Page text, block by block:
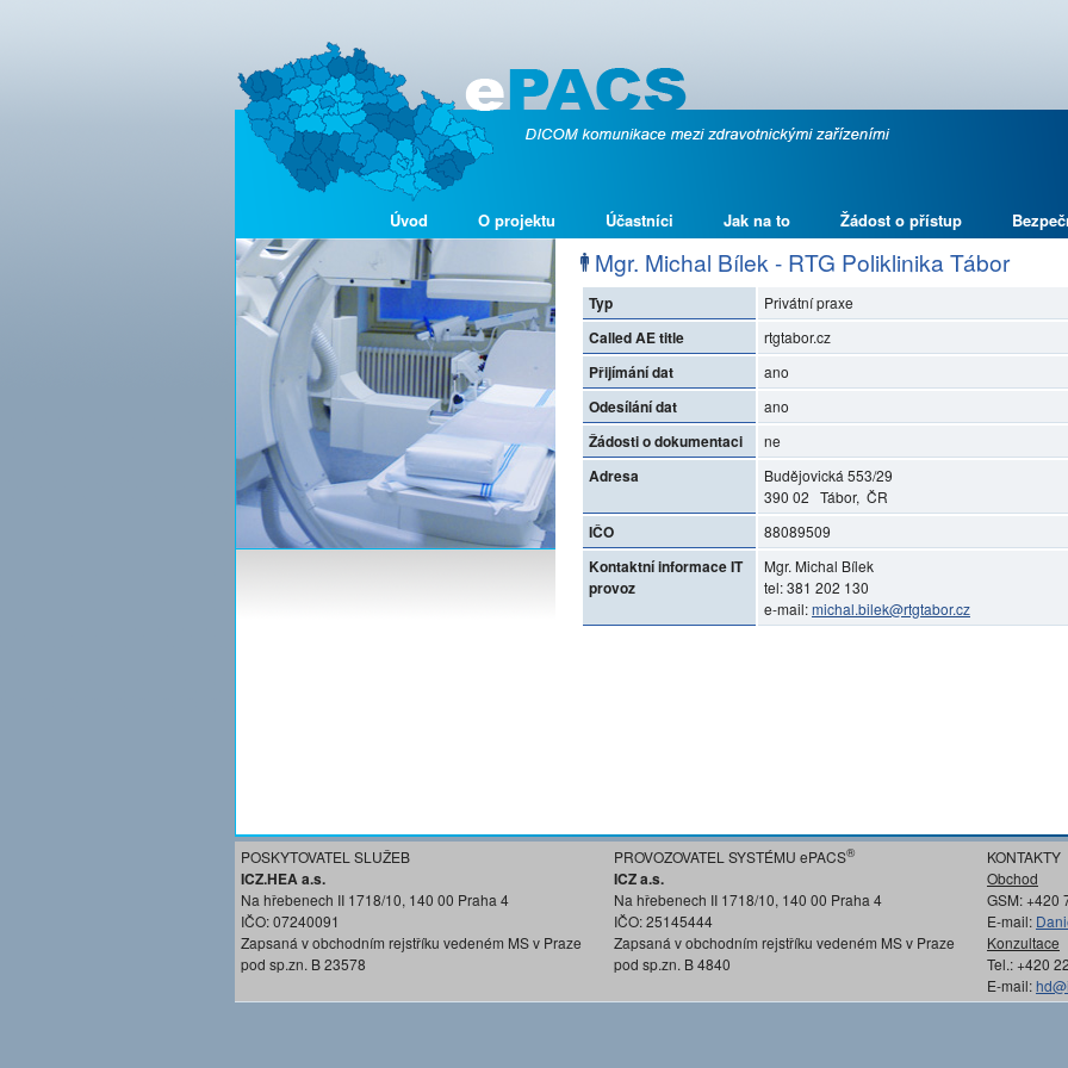
Úvod O projektu Účastníci Jak na to Žádost o přístup
Mgr. Michal Bílek - RTG Poliklinika Tábor
Typ Privátní praxe
Called AE title rtgtabor.cz
Přijímání dat ano
Odesílání dat ano
Žádosti o dokumentaci ne
Adresa
Budějovická 553/29
390 02 Tábor, ČR
IČO 88089509
Kontaktní informace IT
provoz
Mgr. Michal Bílek
tel: 381 202 130
e-mail:michal.bilek@rtgtabor.cz
POSKYTOVATEL SLUŽEB
ICZ.HEA a.s.
Na hřebenech II 1718/10, 140 00 Praha 4
IČO: 07240091
Zapsaná v obchodním rejstříku vedeném MS v Praze
pod sp.zn. B 23578
PROVOZOVATEL SYSTÉMU ePACS®
ICZ a.s.
Na hřebenech II 1718/10, 140 00 Praha 4
IČO: 25145444
Zapsaná v obchodním rejstříku vedeném MS v Praze
pod sp.zn. B 4840
KONTAKTY
Obchod
GSM: +420
E-mail:
Konzultace
Tel.: +420
E-mail: